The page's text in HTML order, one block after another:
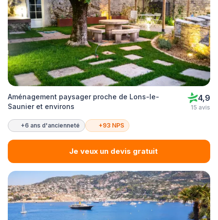
Aménagement paysager proche de Lons-le-
Saunier et environs
4,9
15 avis
+6 ans d'ancienneté +93 NPS
Je veux un devis gratuit